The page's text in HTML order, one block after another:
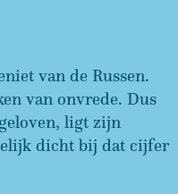
van de Russen.
van onvrede. Dus
ligt zijn
dicht bij dat cijfer